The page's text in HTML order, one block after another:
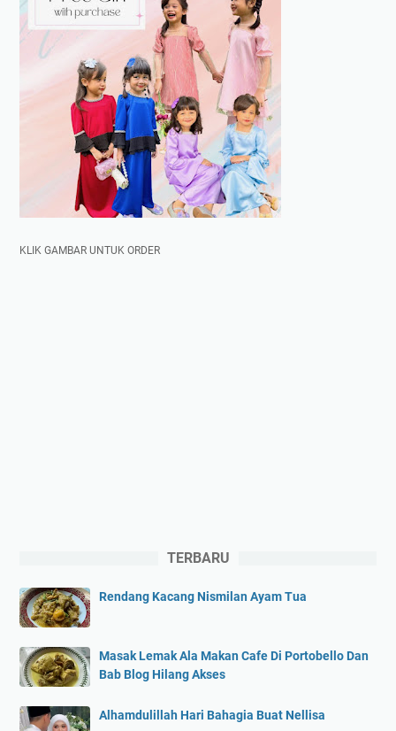
KLIK GAMBAR UNTUK ORDER
TERBARU
Rendang Kacang Nismilan Ayam Tua
Masak Lemak Ala Makan Cafe Di Portobello Dan
Bab Blog Hilang Akses
Alhamdulillah Hari Bahagia Buat Nellisa